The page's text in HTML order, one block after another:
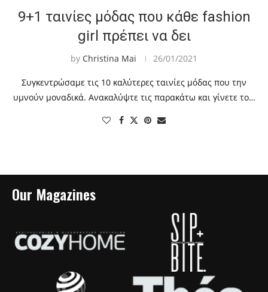
9+1 ταινίες μόδας που κάθε fashion
girl πρέπει να δει
by Christina Mai 26/01/2021
Συγκεντρώσαμε τις 10 καλύτερες ταινίες μόδας που την
υμνούν μοναδικά. Ανακαλύψτε τις παρακάτω και γίνετε το…
Our Magazines